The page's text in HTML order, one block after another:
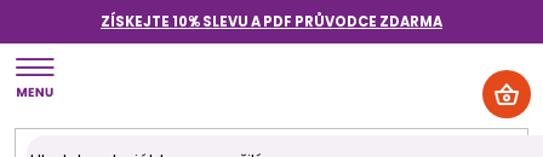
obsah
ZÍSKEJTE 10% SLEVU A PDF PRŮVODCE ZDARMA